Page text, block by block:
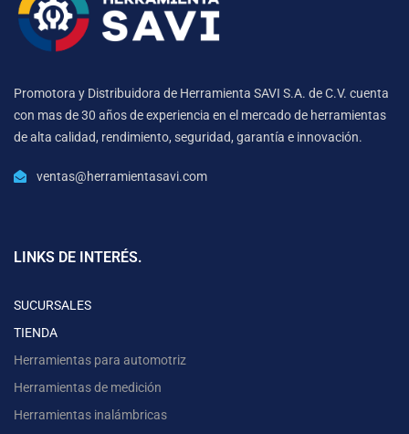
Promotora y Distribuidora de Herramienta SAVI S.A. de C.V. cuenta
con mas de 30 años de experiencia en el mercado de herramientas
de alta calidad, rendimiento, seguridad, garantía e innovación.
ventas@herramientasavi.com
LINKS DE INTERÉS.
SUCURSALES
TIENDA
Herramientas para automotriz
Herramientas de medición
Herramientas inalámbricas